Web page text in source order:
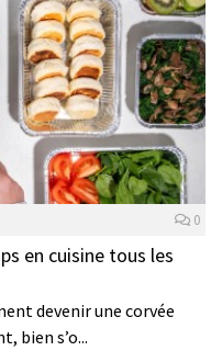
0
en cuisine tous les
devenir une corvée
bien s’o...